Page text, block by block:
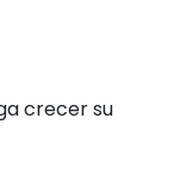
crecer su